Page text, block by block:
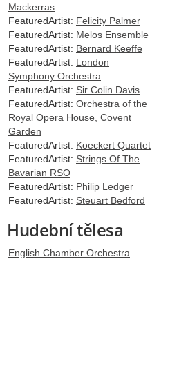
Mackerras
FeaturedArtist: Felicity Palmer
FeaturedArtist: Melos Ensemble
FeaturedArtist: Bernard Keeffe
FeaturedArtist: London
Symphony Orchestra
FeaturedArtist: Sir Colin Davis
FeaturedArtist: Orchestra of the
Royal Opera House, Covent
Garden
FeaturedArtist: Koeckert Quartet
FeaturedArtist: Strings Of The
Bavarian RSO
FeaturedArtist: Philip Ledger
FeaturedArtist: Steuart Bedford
Hudební tělesa
English Chamber Orchestra